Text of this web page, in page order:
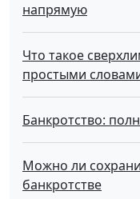
напрямую
Что такое
простыми
Банкротство:
Можно ли
банкротстве